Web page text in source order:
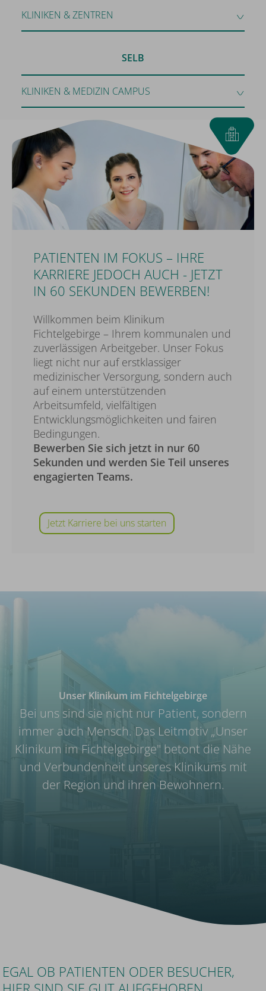
KLINIKEN & ZENTREN
SELB
KLINIKEN & MEDIZIN CAMPUS
PATIENTEN IM FOKUS – IHRE
KARRIERE JEDOCH AUCH - JETZT
IN 60 SEKUNDEN BEWERBEN!
Willkommen beim Klinikum
Fichtelgebirge – Ihrem kommunalen und
zuverlässigen Arbeitgeber. Unser Fokus
liegt nicht nur auf erstklassiger
medizinischer Versorgung, sondern auch
auf einem unterstützenden
Arbeitsumfeld, vielfältigen
Entwicklungsmöglichkeiten und fairen
Bedingungen.
Bewerben Sie sich jetzt in nur 60
Sekunden und werden Sie Teil unseres
engagierten Teams.
Jetzt Karriere bei uns starten
Unser Klinikum im Fichtelgebirge
Bei uns sind sie nicht nur Patient, sondern
immer auch Mensch. Das Leitmotiv „Unser
Klinikum im Fichtelgebirge" betont die Nähe
und Verbundenheit unseres Klinikums mit
der Region und ihren Bewohnern.
EGAL OB PATIENTEN ODER BESUCHER,